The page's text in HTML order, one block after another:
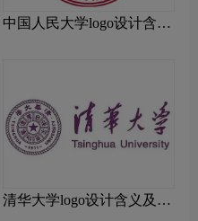
中国人民大学logo设计含义
清华大学logo设计含义及设